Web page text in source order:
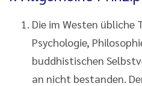
Die im Westen übliche
Psychologie,
buddhistischen
an nicht bestanden.